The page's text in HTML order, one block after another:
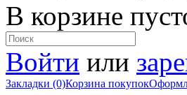
В корзине
Войти или
Закладки (0)Корзина покупок